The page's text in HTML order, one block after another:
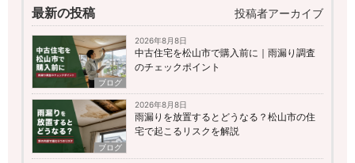
最新の投稿 投稿者アーカイブ
ブログ
2026年8月8日
中古住宅を松山市で購入前に｜雨漏り調査
のチェックポイント
ブログ
2026年8月8日
雨漏りを放置するとどうなる？松山市の住
宅で起こるリスクを解説